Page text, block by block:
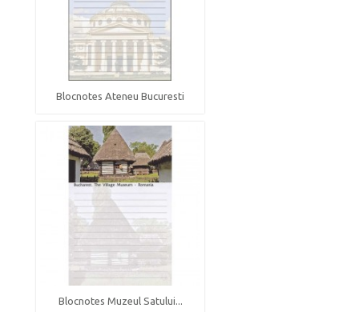
Blocnotes Ateneu Bucuresti
Blocnotes Muzeul Satului...